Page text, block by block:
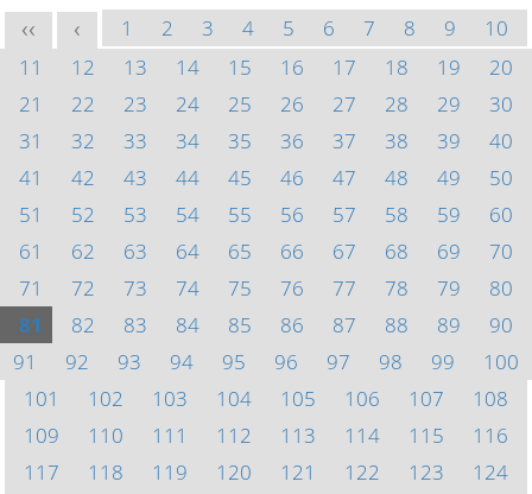
<< < 1 2 3 4 5 6 7 8 9
10
11
12 13 14 15 16 17 18 19
20
21
22 23 24 25 26 27 28 29
30
31
32 33 34 35 36 37 38 39
40
41
42 43 44 45 46 47 48 49
50
51
52 53 54 55 56 57 58 59
60
61
62 63 64 65 66 67 68 69
70
71
72 73 74 75 76 77 78 79
80
81
82 83 84 85 86 87 88 89
90
91
92 93 94 95 96 97 98 99
100
101
102 103 104 105 106 107
108
109
110 111 112 113 114 115
116
117
118 119 120 121 122 123
124